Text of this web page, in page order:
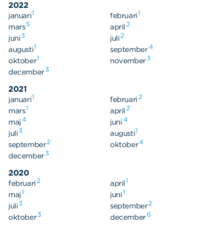
2022
januari1 februari1
mars5 april 2
juni3 juli2
augusti1 september4
oktober1 november3
december3
2021
januari1 februari 2
mars1 april 2
maj 4 juni 4
juli3 augusti1
september2 oktober4
december3
2020
februari 2 april1
maj1 juni1
juli3 september2
oktober3 december6